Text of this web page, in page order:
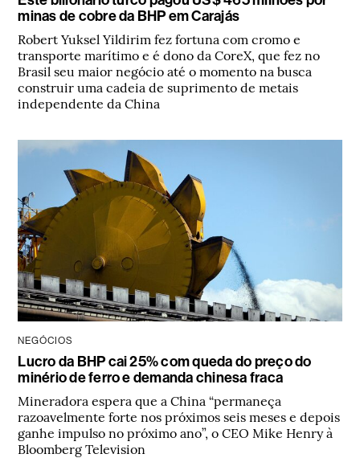
minas de cobre da BHP em Carajás
Robert Yuksel Yildirim fez fortuna com cromo e
transporte marítimo e é dono da CoreX, que fez no
Brasil seu maior negócio até o momento na busca
construir uma cadeia de suprimento de metais
independente da China
NEGÓCIOS
Lucro da BHP cai 25% com queda do preço do
minério de ferro e demanda chinesa fraca
Mineradora espera que a China “permaneça
razoavelmente forte nos próximos seis meses e depois
ganhe impulso no próximo ano”, o CEO Mike Henry à
Bloomberg Television